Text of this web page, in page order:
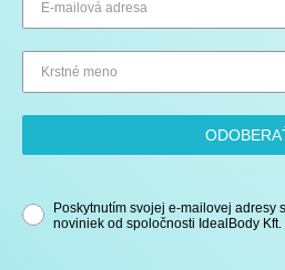
Poskytnutím svojej e-mailovej adresy
noviniek od spoločnosti IdealBody Kft.